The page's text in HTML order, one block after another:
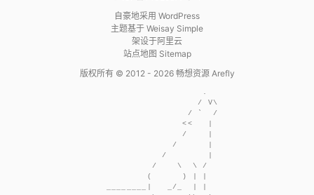
自豪地采用 WordPress
主题基于 Weisay Simple
架设于阿里云
站点地图 Sitemap
版权所有 © 2012 - 2026 畅想资源 Arefly
                     .
                    / V\
                  / `  /
                 <<   |
                 /    |
               /      |
             /        |
           /    \  \ /
          (      ) | |
  ________|   _/_  | |